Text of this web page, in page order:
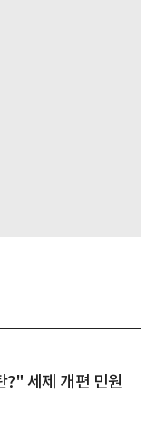
?" 세제 개편 민원